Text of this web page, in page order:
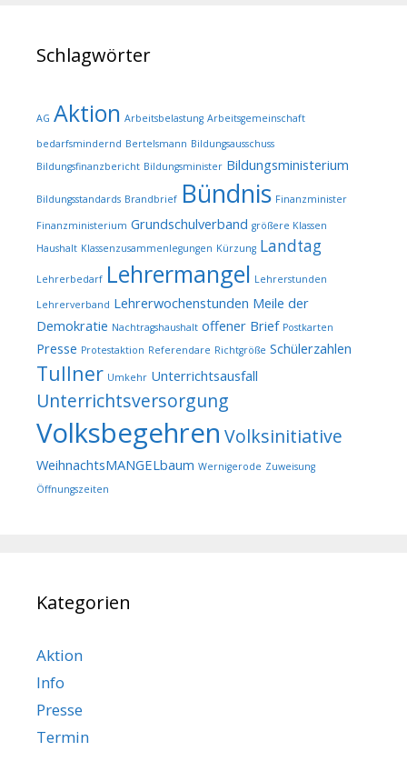
Schlagwörter
AG Aktion Arbeitsbelastung Arbeitsgemeinschaft
bedarfsmindernd Bertelsmann Bildungsausschuss
Bildungsfinanzbericht Bildungsminister Bildungsministerium
Bildungsstandards Brandbrief Bündnis Finanzminister
Finanzministerium Grundschulverband größere Klassen
Haushalt Klassenzusammenlegungen Kürzung Landtag
Lehrerbedarf Lehrermangel Lehrerstunden
Lehrerverband Lehrerwochenstunden Meile der
Demokratie Nachtragshaushalt offener Brief Postkarten
Presse Protestaktion Referendare Richtgröße Schülerzahlen
Tullner Umkehr Unterrichtsausfall
Unterrichtsversorgung
Volksbegehren Volksinitiative
WeihnachtsMANGELbaum Wernigerode Zuweisung
Öffnungszeiten
Kategorien
Aktion
Info
Presse
Termin